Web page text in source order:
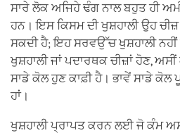
ਸਾਰੇ ਲੋਕ ਅਜਿਹੇ ਢੰਗ ਨਾਲ ਬਹੁਤ ਹੀ
ਹਨ। ਇਸ ਕਿਸਮ ਦੀ ਖੁਸ਼ਹਾਲੀ ਉਹ
ਸਕਦੀ ਹੈ; ਇਹ ਸਰਵਉੱਚ ਖੁਸ਼ਹਾਲੀ ਨਹੀਂ
ਖੁਸ਼ਹਾਲੀ ਜਾਂ ਪਦਾਰਥਕ ਚੀਜ਼ਾਂ ਹੋਣ,
ਸਾਡੇ ਕੋਲ ਹੁਣ ਕਾਫ਼ੀ ਹੈ। ਭਾਵੇਂ ਸਾਡੇ ਕੋਲ
ਹਾਂ।
ਖੁਸ਼ਹਾਲੀ ਪ੍ਰਾਪਤ ਕਰਨ ਲਈ ਜੋ ਕੰਮ